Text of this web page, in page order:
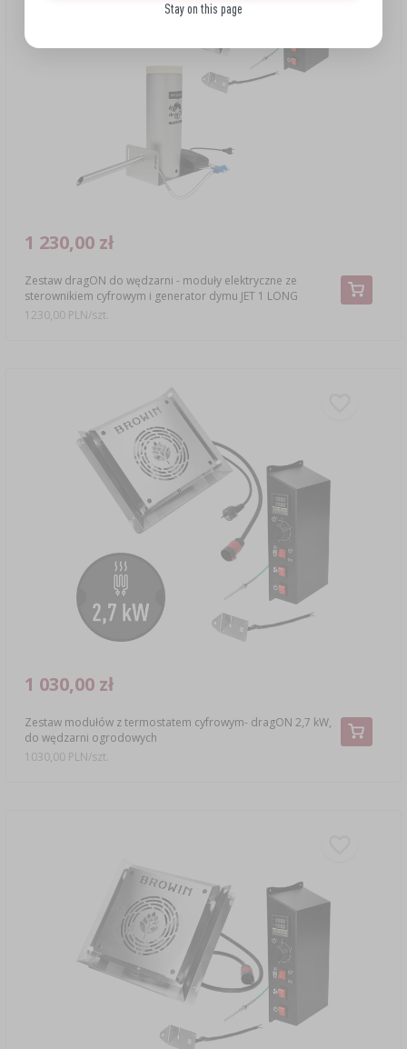
Zestaw dragON do wędzarni - moduły elektryczne ze
sterownikiem cyfrowym i generator dymu JET 1 LONG
1 230,00 zł
1230,00 PLN/szt.
Zestaw modułów z termostatem cyfrowym- dragON 2,7 kW,
do wędzarni ogrodowych
1 030,00 zł
1030,00 PLN/szt.
Stay on this page